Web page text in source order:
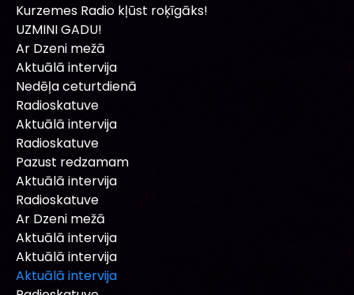
Kurzemes Radio kļūst roķīgāks!
UZMINI GADU!
Ar Dzeni mežā
Aktuālā intervija
Nedēļa ceturtdienā
Radioskatuve
Aktuālā intervija
Radioskatuve
Pazust redzamam
Aktuālā intervija
Radioskatuve
Ar Dzeni mežā
Aktuālā intervija
Aktuālā intervija
Aktuālā intervija